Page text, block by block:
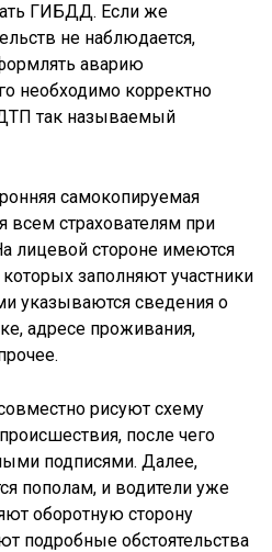
ГИБДД. Если же
не наблюдается,
аварию
необходимо корректно
так называемый
самокопируемая
всем страхователям при
лицевой стороне имеются
заполняют участники
указываются сведения о
адресе проживания,
рисуют схему
после чего
подписями. Далее,
пополам, и водители уже
оборотную сторону
подробные обстоятельства